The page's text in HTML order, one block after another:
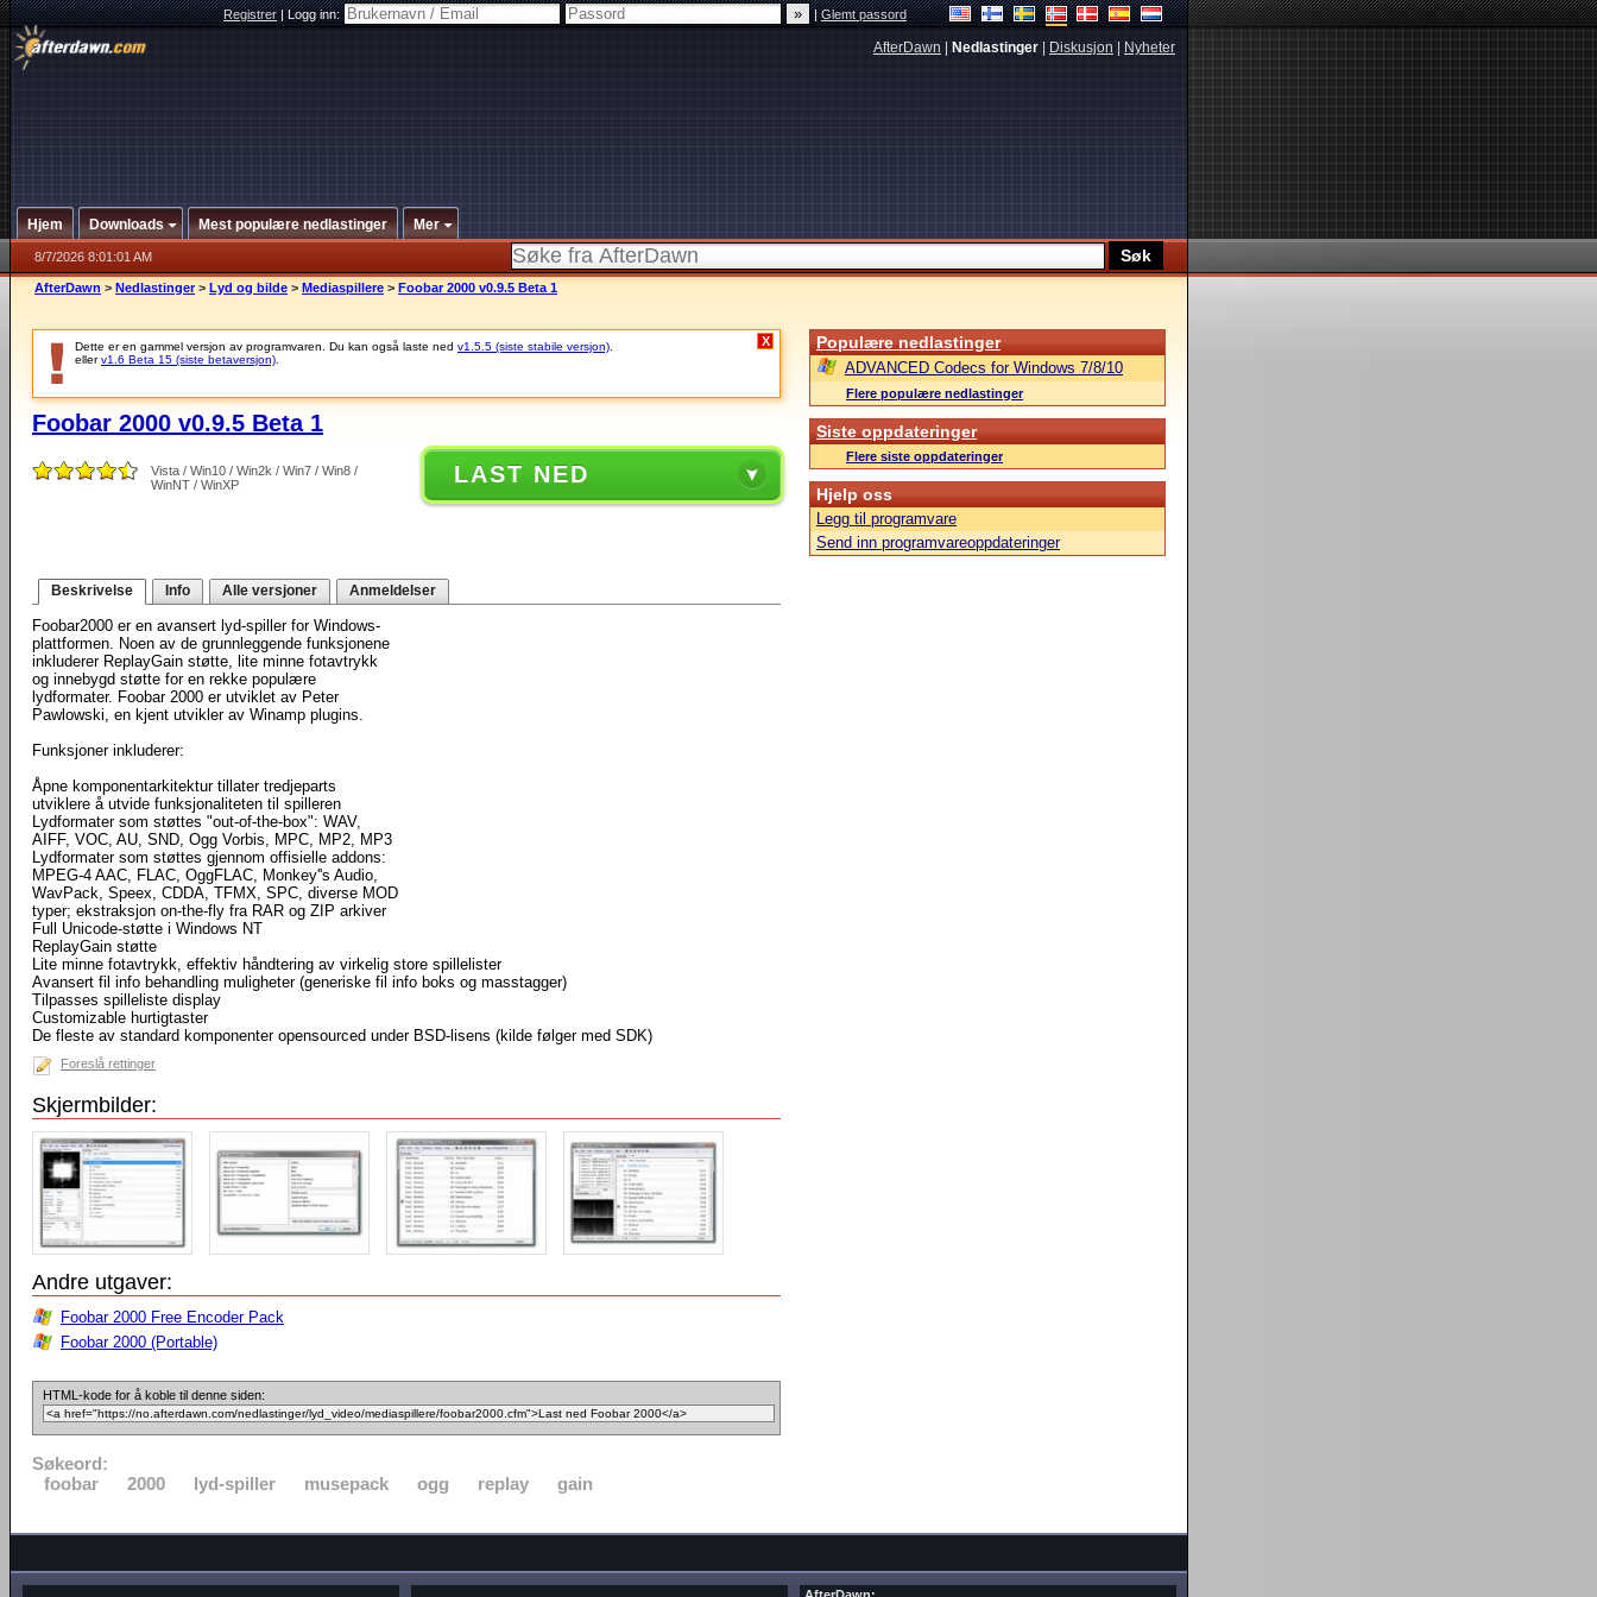
Registrer|Logg inn: |Glemt passord
AfterDawn Nedlastinger Diskusjon Nyheter
Hjem Downloads Mest populære nedlastinger Mer
8/7/2026 8:01:01 AM
AfterDawn > Nedlastinger > Lyd og bilde > Mediaspillere > Foobar 2000 v0.9.5 Beta 1
Dette er en gammel versjon av programvaren. Du kan også laste ned v1.5.5 (siste stabile versjon)
ellerv1.6 Beta 15 (siste betaversjon)
X
Foobar 2000 v0.9.5 Beta 1
Vista / Win10 / Win2k / Win7 / Win8 /
WinNT / WinXP
LAST NED
Beskrivelse Info Alle versjoner Anmeldelser
Foobar2000 er en avansert lyd-spiller for Windows-
plattformen. Noen av de grunnleggende funksjonene
inkluderer ReplayGain støtte, lite minne fotavtrykk
og innebygd støtte for en rekke populære
lydformater. Foobar 2000 er utviklet av Peter
Pawlowski, en kjent utvikler av Winamp plugins.
Funksjoner inkluderer:
Åpne komponentarkitektur tillater tredjeparts
utviklere å utvide funksjonaliteten til spilleren
Lydformater som støttes "out-of-the-box": WAV,
AIFF, VOC, AU, SND, Ogg Vorbis, MPC, MP2, MP3
Lydformater som støttes gjennom offisielle addons:
MPEG-4 AAC, FLAC, OggFLAC, Monkey''s Audio,
WavPack, Speex, CDDA, TFMX, SPC, diverse MOD
typer; ekstraksjon on-the-fly fra RAR og ZIP arkiver
Full Unicode-støtte i Windows NT
ReplayGain støtte
Lite minne fotavtrykk, effektiv håndtering av virkelig store spillelister
Avansert fil info behandling muligheter (generiske fil info boks og masstagger)
Tilpasses spilleliste display
Customizable hurtigtaster
De fleste av standard komponenter opensourced under BSD-lisens (kilde følger med SDK)
Foreslå rettinger
Skjermbilder:
Andre utgaver:
Foobar 2000 Free Encoder Pack
Foobar 2000 (Portable)
HTML-kode for å koble til denne siden:
Søkeord:
foobar
2000 lyd-spiller musepack ogg replay gain
Populære nedlastinger
ADVANCED Codecs for Windows 7/8/10
Flere populære nedlastinger
Siste oppdateringer
Flere siste oppdateringer
Hjelp oss
Legg til programvare
Send inn programvareoppdateringer